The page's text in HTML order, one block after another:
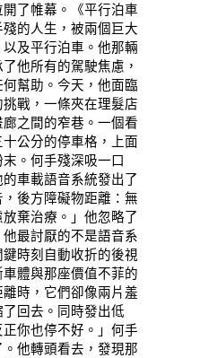
了帷幕。《平行泊車
的人生，被兩個巨大
及平行泊車。他那輛
他所有的駕駛焦慮，
幫助。今天，他面臨
戰，一條夾在理髮店
之間的窄巷。一個看
公分的停車格，上面
。何手殘深吸一口
車載語音系統發出了
後方障礙物距離：無
棄治療。」他忽略了
最討厭的不是語音系
時刻自動收折的後視
體與那座價值不菲的
時，它們卻像兩片羞
回去。同時發出低
你也停不好。」何手
他轉頭看去，發現那